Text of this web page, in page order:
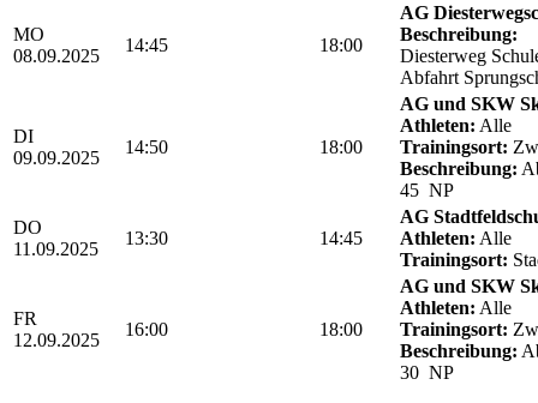
MO
08.09.2025
14:45 18:00
AG
Beschreibung:
Diesterweg
Abfahrt
DI
09.09.2025
14:50 18:00
AG und SKW
Athleten: Alle
Trainingsort:
Beschreibung:
45 NP
DO
11.09.2025
13:30 14:45
AG
Athleten: Alle
Trainingsort:
FR
12.09.2025
16:00 18:00
AG und SKW
Athleten: Alle
Trainingsort:
Beschreibung:
30 NP